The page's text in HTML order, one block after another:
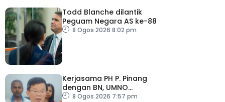
Todd Blanche dilantik
Peguam Negara AS ke-88
8 Ogos 2026 8:02 pm
Kerjasama PH P. Pinang
dengan BN, UMNO
diteruskan
8 Ogos 2026 7:57 pm